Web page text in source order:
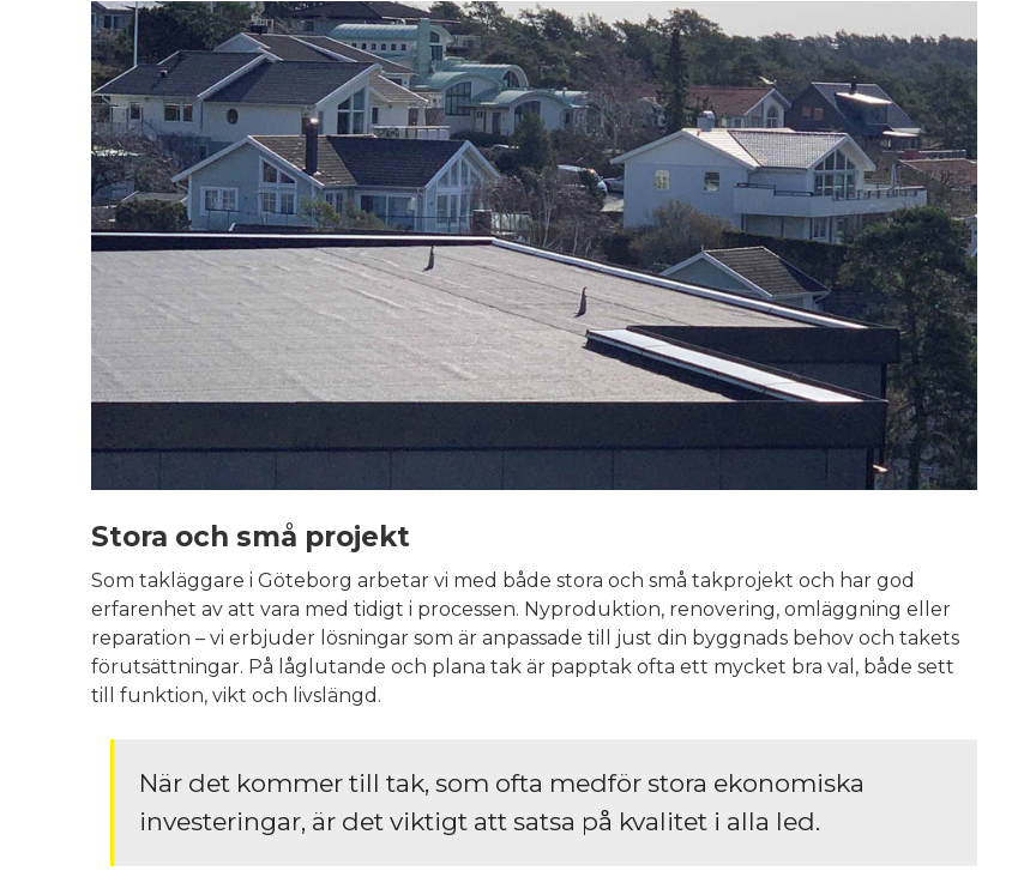
Stora och små projekt
Som takläggare i Göteborg arbetar vi med både stora och små takprojekt och har god
erfarenhet av att vara med tidigt i processen. Nyproduktion, renovering, omläggning eller
reparation – vi erbjuder lösningar som är anpassade till just din byggnads behov och takets
förutsättningar. På låglutande och plana tak är papptak ofta ett mycket bra val, både sett
till funktion, vikt och livslängd.
När det kommer till tak, som ofta medför stora ekonomiska
investeringar, är det viktigt att satsa på kvalitet i alla led.